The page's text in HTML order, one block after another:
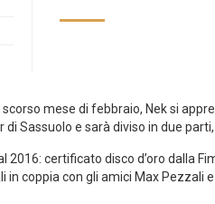
mese di febbraio, Nek si
di Sassuolo e sarà diviso in due
certificato disco d’oro dalla
coppia con gli amici Max Pezzali